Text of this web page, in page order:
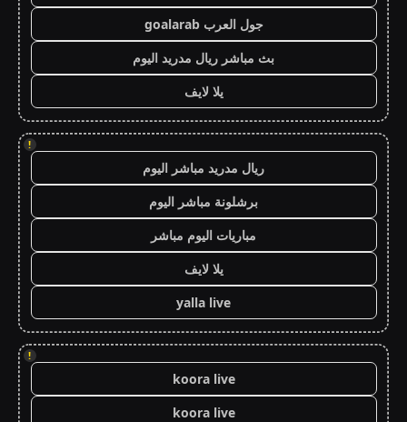
جول العرب goalarab
بث مباشر ريال مدريد اليوم
يلا لايف
!
ريال مدريد مباشر اليوم
برشلونة مباشر اليوم
مباريات اليوم مباشر
يلا لايف
yalla live
!
koora live
koora live